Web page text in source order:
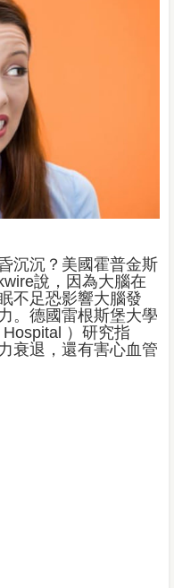
沉沉？美國霍普金斯
說，因為大腦在
不足恐影響大腦發
。德國雷根斯堡大學
）研究指
衰退，還有害心血管